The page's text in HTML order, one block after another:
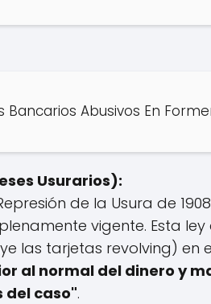
Bancarios Abusivos En
Usurarios):
de la Usura de
vigente. Esta
las tarjetas revolving) en
al normal del dinero y
del caso".